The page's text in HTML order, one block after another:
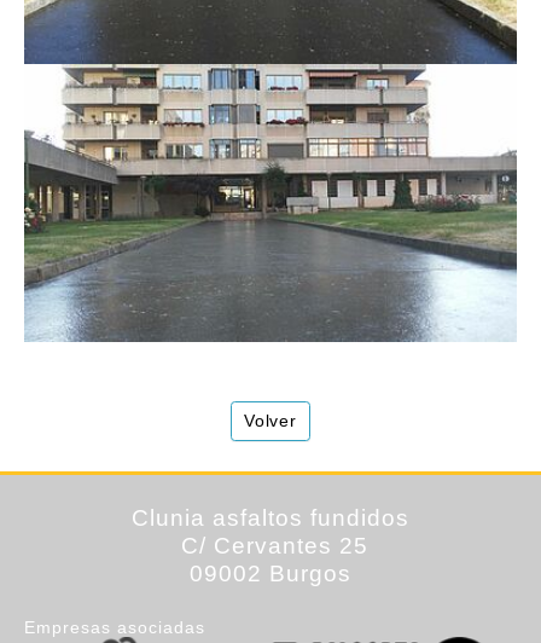
Volver
Clunia asfaltos fundidos
C/ Cervantes 25
09002 Burgos
Empresas asociadas